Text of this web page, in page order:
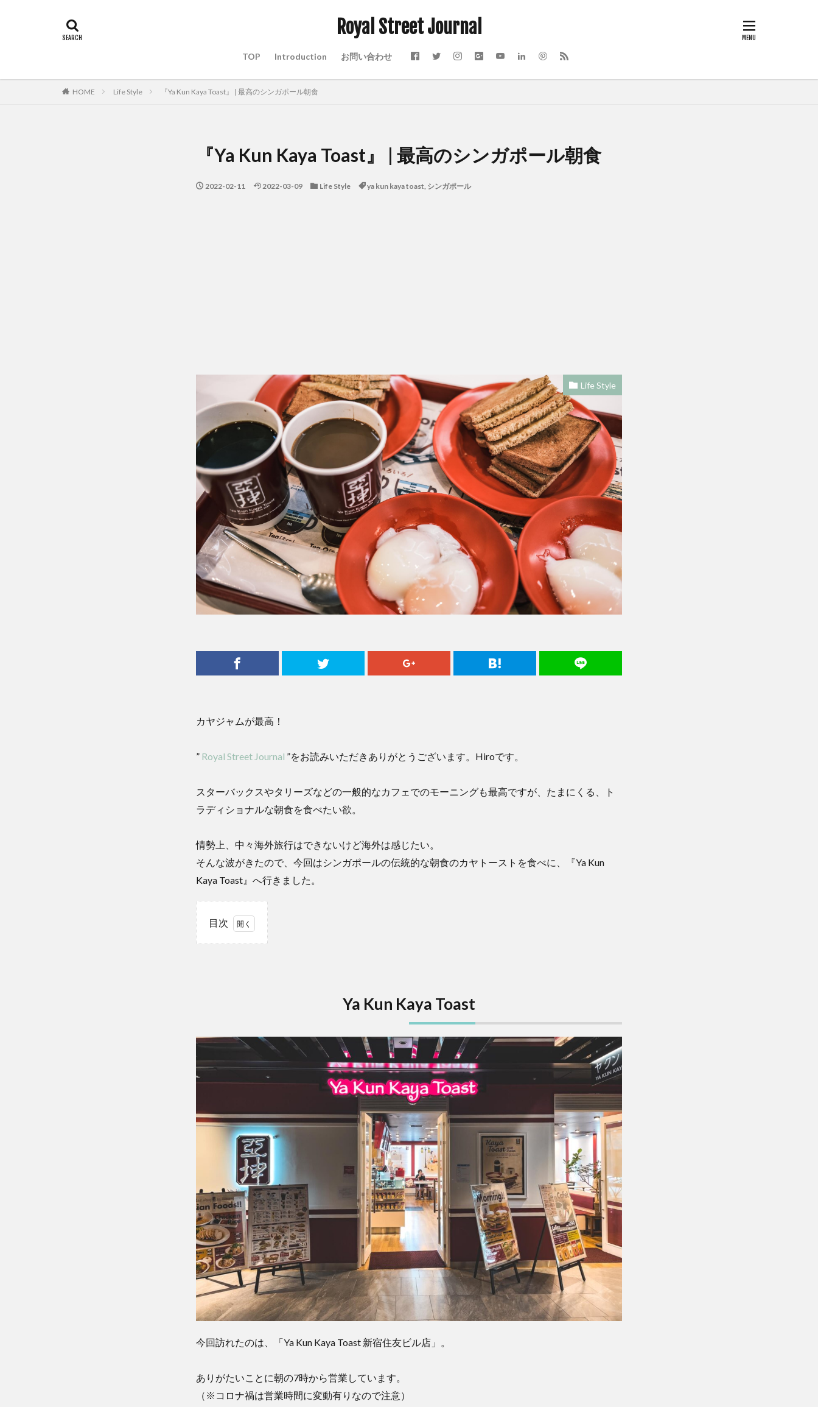
Royal Street Journal
TOP Introduction お問い合わせ
HOME Life Style 『Ya Kun Kaya Toast』 | 最高のシンガポール朝食
『Ya Kun Kaya Toast』 | 最高のシンガポール朝食
2022-02-11 2022-03-09 Life Style ya kun kaya toast, シンガポール
Life Style
カヤジャムが最高！
” Royal Street Journal ”をお読みいただきありがとうございます。Hiroです。
スターバックスやタリーズなどの一般的なカフェでのモーニングも最高ですが、たまにくる、ト
ラディショナルな朝食を食べたい欲。
情勢上、中々海外旅行はできないけど海外は感じたい。
そんな波がきたので、今回はシンガポールの伝統的な朝食のカヤトーストを食べに、『Ya Kun
Kaya Toast』へ行きました。
目次
の
ヤト
「コ
ピ」
に
海
外
を
感
じ
る
こ
と
が
で
る
Ya Kun Kaya Toast
今回訪れたのは、「Ya Kun Kaya Toast 新宿住友ビル店」。
ありがたいことに朝の7時から営業しています。
（※コロナ禍は営業時間に変動有りなので注意）